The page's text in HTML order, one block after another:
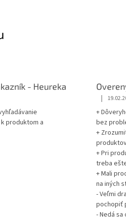
- Heureka
produktom a
|
+
bez
+
+ Pri
treba
+ Mali
na iných
- Veľmi
pochopiť
- Nedá